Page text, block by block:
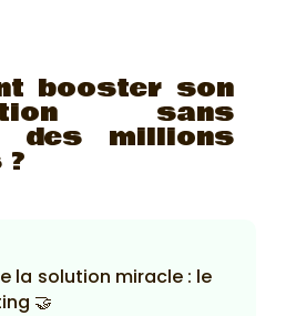
booster son
sans
des millions
la solution miracle : le
🤝